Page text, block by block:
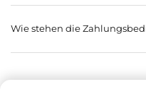
Wie stehen die